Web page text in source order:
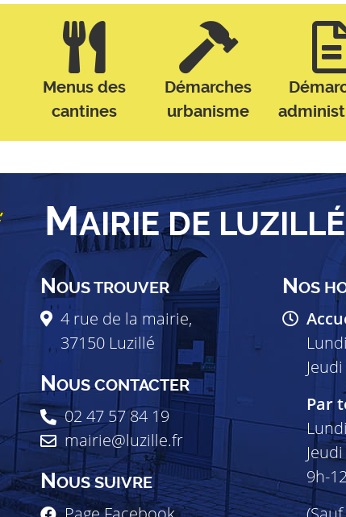
Menus des
cantines
Démarches
urbanisme
MAIRIE DE LUZILLÉ
NOUS TROUVER
4 rue de la mairie,
37150 Luzillé
NOUS CONTACTER
02 47 57 84 19
mairie@luzille.fr
NOUS SUIVRE
NOS
Par
9h-